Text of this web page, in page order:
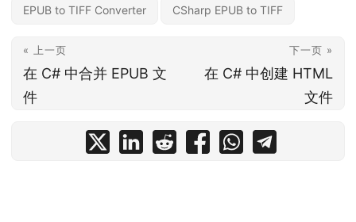
EPUB to TIFF Converter CSharp EPUB to TIFF
« 上一页
在 C# 中合并 EPUB 文
件
下一页 »
在 C# 中创建 HTML
文件